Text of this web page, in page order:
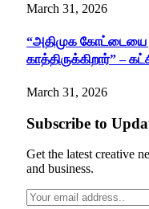
March 31, 2026
“அதிமுக கோட்டையை
காத்திருக்கிறார்” –
March 31, 2026
Subscribe to
Get the latest creative
and business.